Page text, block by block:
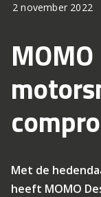
2 november 2022
Met de
heeft MOMO